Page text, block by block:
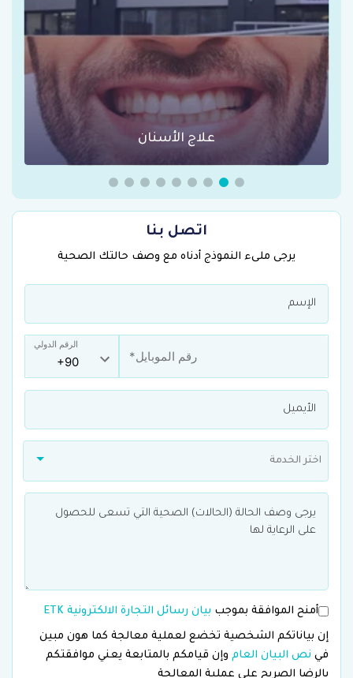
عمليات السمنة في تركيا
اتصل بنا
يرجى ملىء النموذج أدناه مع وصف حالتك الصحية
الرقم الدولي
اختر الخدمة
أمنح الموافقة بموجب بيان رسائل التجارة الالكترونية ETK
إن بياناتكم الشخصية تخضع لعملية معالجة كما هون مبين
في نص البيان العام وإن قيامكم بالمتابعة يعني موافقتكم
بالرضا الصريح على عملية المعالجة